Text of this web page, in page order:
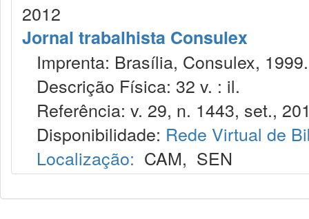
2012
Jornal trabalhista Consulex
Imprenta: Brasília, Consulex, 1999.
Descrição Física: 32 v. : il.
Referência: v. 29, n. 1443, set.,
Disponibilidade: Rede Virtual de
Localização: CAM, SEN